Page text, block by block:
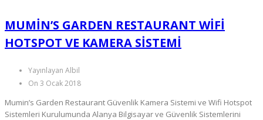
MUMIN’S GARDEN RESTAURANT WIFI
HOTSPOT VE KAMERA SISTEMI
Yayınlayan Albil
On 3 Ocak 2018
Mumin’s Garden Restaurant Güvenlik Kamera Sistemi ve Wifi Hotspot
Sistemleri Kurulumunda Alanya Bilgisayar ve Güvenlik Sistemlerini